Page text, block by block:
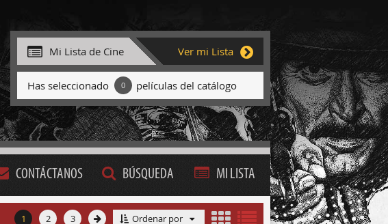
Mi Lista de Cine Ver mi Lista
Has seleccionado 0 películas del catálogo
CONTÁCTANOS BÚSQUEDA MI LISTA
1 2 3 Ordenar por